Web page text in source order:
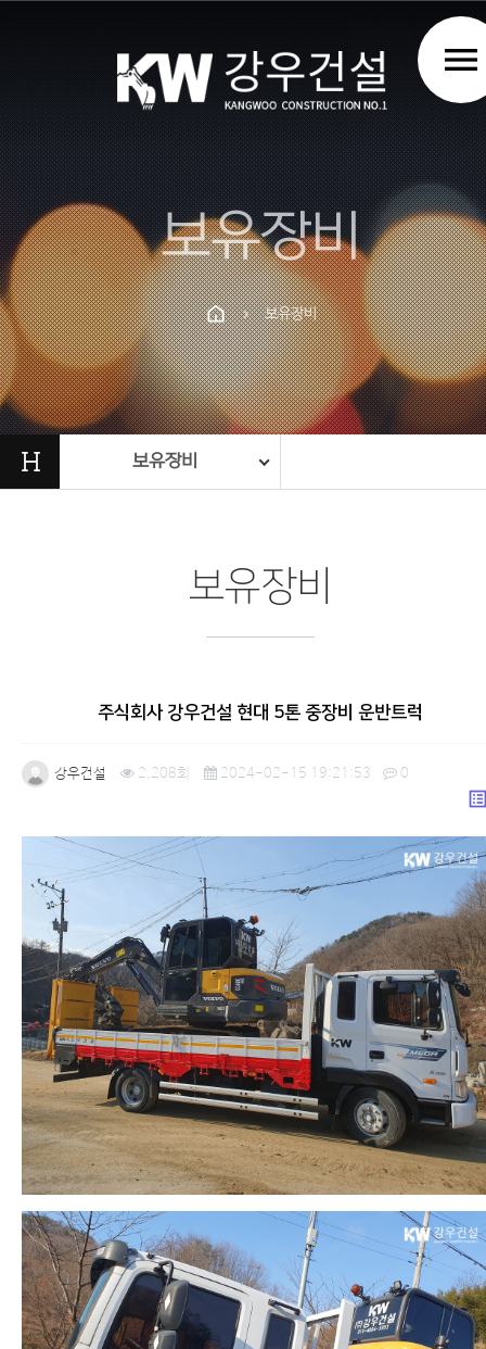
PrevNext
menu
보유장비
chevron_right 보유장비
H 보유장비
보유장비
주식회사 강우건설 현대 5톤 중장비 운반트럭
강우건설 2,208회 2024-02-15 19:21:53 0